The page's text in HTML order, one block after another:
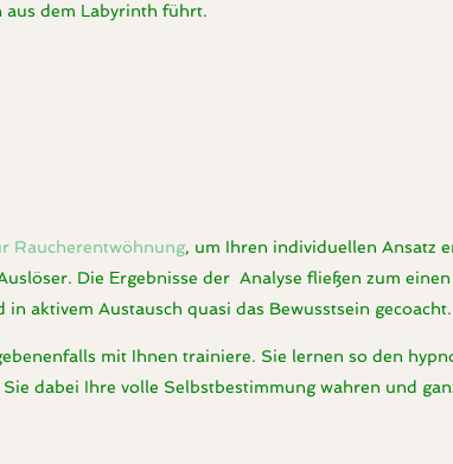
aus dem Labyrinth führt.
Raucherentwöhnung, um Ihren individuellen Ansatz
Die Ergebnisse der Analyse fließen zum einen
aktivem Austausch quasi das Bewusstsein gecoacht.
mit Ihnen trainiere. Sie lernen so den
dabei Ihre volle Selbstbestimmung wahren und